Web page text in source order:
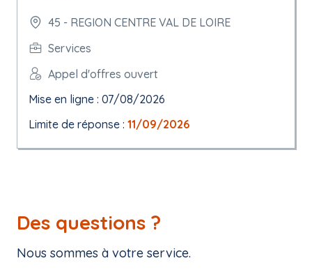
45 - REGION CENTRE VAL DE LOIRE
Services
Appel d'offres ouvert
Mise en ligne : 07/08/2026
Limite de réponse : 11/09/2026
Des questions ?
Nous sommes à votre service.